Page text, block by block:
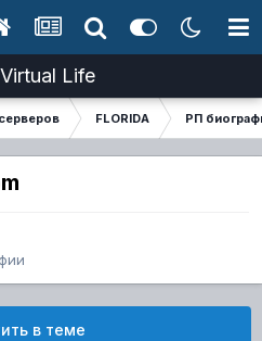
Life
FLORIDA РП
в теме